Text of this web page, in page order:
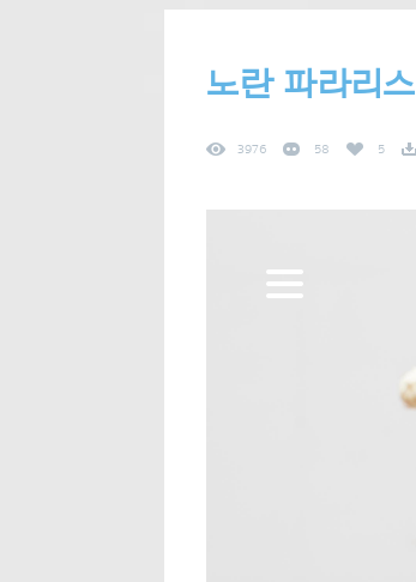
노란 파라리스
3976 58 5